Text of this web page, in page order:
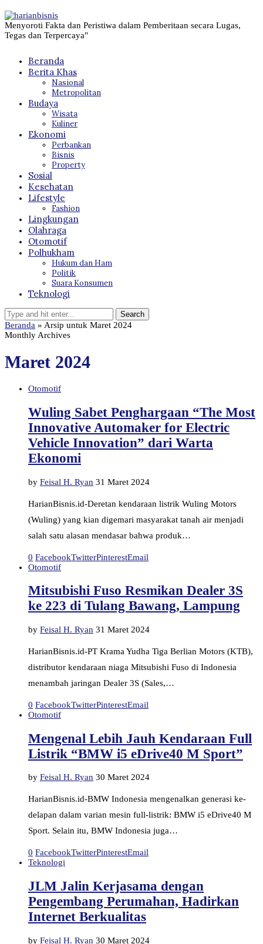
Menyoroti Fakta dan Peristiwa dalam Pemberitaan secara Lugas,
Tegas dan Terpercaya"
Beranda
Berita Khas
Nasional
Metropolitan
Budaya
Wisata
Kuliner
Ekonomi
Perbankan
Bisnis
Property
Sosial
Kesehatan
Lifestyle
Fashion
Lingkungan
Olahraga
Otomotif
Polhukham
Hukum dan Ham
Politik
Suara Konsumen
Teknologi
Beranda » Arsip untuk Maret 2024
Monthly Archives
Maret 2024
Otomotif
Wuling Sabet Penghargaan “The Most
Innovative Automaker for Electric
Vehicle Innovation” dari Warta
Ekonomi
by Feisal H. Ryan 31 Maret 2024
HarianBisnis.id-Deretan kendaraan listrik Wuling Motors
(Wuling) yang kian digemari masyarakat tanah air menjadi
salah satu alasan mendasar bahwa produk…
0 FacebookTwitterPinterestEmail
Otomotif
Mitsubishi Fuso Resmikan Dealer 3S
ke 223 di Tulang Bawang, Lampung
by Feisal H. Ryan 31 Maret 2024
HarianBisnis.id-PT Krama Yudha Tiga Berlian Motors (KTB),
distributor kendaraan niaga Mitsubishi Fuso di Indonesia
menambah jaringan Dealer 3S (Sales,…
0 FacebookTwitterPinterestEmail
Otomotif
Mengenal Lebih Jauh Kendaraan Full
Listrik “BMW i5 eDrive40 M Sport”
by Feisal H. Ryan 30 Maret 2024
HarianBisnis.id-BMW Indonesia mengenalkan generasi ke-
delapan dalam varian mesin full-listrik: BMW i5 eDrive40 M
Sport. Selain itu, BMW Indonesia juga…
0 FacebookTwitterPinterestEmail
Teknologi
JLM Jalin Kerjasama dengan
Pengembang Perumahan, Hadirkan
Internet Berkualitas
by Feisal H. Ryan 30 Maret 2024